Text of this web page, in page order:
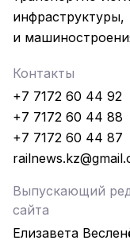
и
Контакты
+7 7172 60 44 92
+7 7172 60 44 88
+7 7172 60 44 87
Выпускающий
сайта
Елизавета